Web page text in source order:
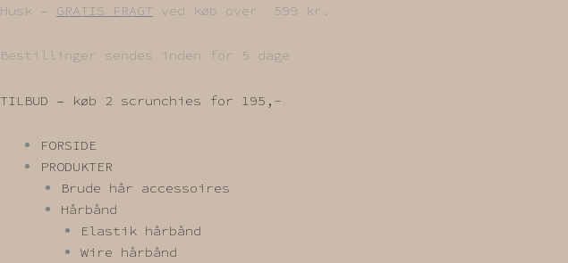
Gå
indholdet
Husk – GRATIS FRAGT ved køb over 599 kr.
Bestillinger sendes inden for 5 dage
TILBUD – køb 2 scrunchies for 195,-
FORSIDE
PRODUKTER
Brude hår accessoires
Hårbånd
Elastik hårbånd
Wire hårbånd